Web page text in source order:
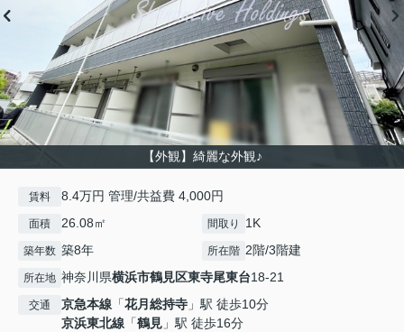
【外観】綺麗な外観♪
賃料 8.4万円 管理/共益費 4,000円
面積 26.08㎡ 間取り 1K
築年数 築8年 所在階 2階/3階建
所在地 神奈川県横浜市鶴見区東寺尾東台18-21
交通 京急本線 「花月総持寺 」駅 徒歩10分
京浜東北線 「鶴見 」駅 徒歩16分